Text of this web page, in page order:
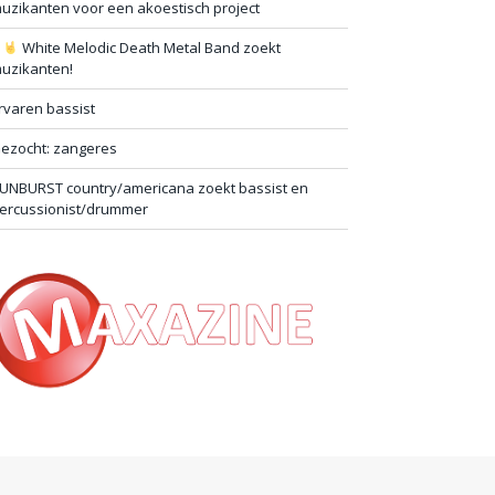
voor een akoestisch project
White Melodic Death Metal Band zoekt
bassist
zangeres
country/americana zoekt bassist en
drummer